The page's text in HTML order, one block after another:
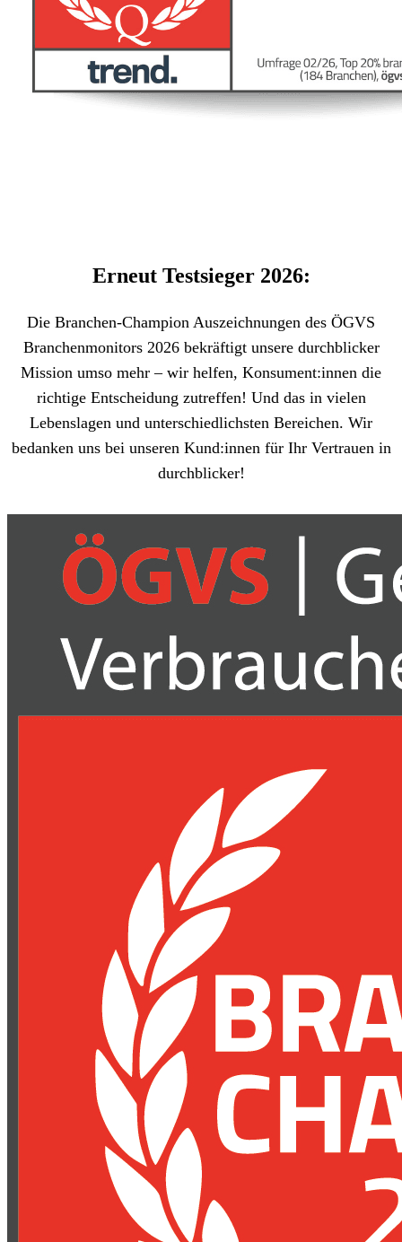
Erneut Testsieger 2026:
Die Branchen-Champion Auszeichnungen des ÖGVS
Branchenmonitors 2026 bekräftigt unsere durchblicker
Mission umso mehr – wir helfen, Konsument:innen die
richtige Entscheidung zutreffen! Und das in vielen
Lebenslagen und unterschiedlichsten Bereichen. Wir
bedanken uns bei unseren Kund:innen für Ihr Vertrauen in
durchblicker!